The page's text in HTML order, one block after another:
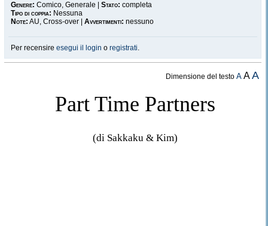
Genere: Comico, Generale | Stato: completa
Tipo di coppia: Nessuna
Note: AU, Cross-over | Avvertimenti: nessuno
Per recensire esegui il login o registrati.
Dimensione del testoA AA
Part Time Partners
(di Sakkaku & Kim)